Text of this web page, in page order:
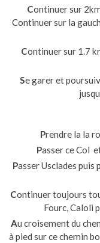
Continuer sur
Continuer sur la
Continuer sur 1.7
Se garer et
Prendre la la
Passer ce Col
Passer Usclades puis
Continuer toujours
Fourc, Caloli
Au croisement du
à pied sur ce chemin